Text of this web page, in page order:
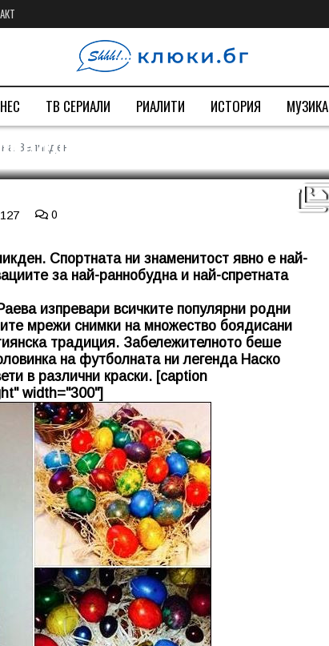
ТВ СЕРИАЛИ РИАЛИТИ ИСТОРИЯ МУЗИКА
Великден на Великден
0
Спортната ни знаменитост явно е най-
за най-раннобудна и най-спретната
изпревари всичките популярни родни
мрежи снимки на множество боядисани
традиция. Забележителното беше
на футболната ни легенда Наско
в различни краски. [caption
width="300"]